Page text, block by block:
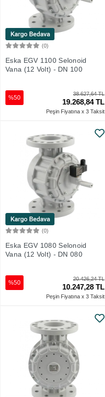
(0)
Eska EGV 1100 Selonoid
Vana (12 Volt) - DN 100
38.627,64 TL
19.268,84 TL
%50
Peşin Fiyatına x 3 Taksit
(0)
Eska EGV 1080 Selonoid
Vana (12 Volt) - DN 080
20.426,24 TL
10.247,28 TL
%50
Peşin Fiyatına x 3 Taksit